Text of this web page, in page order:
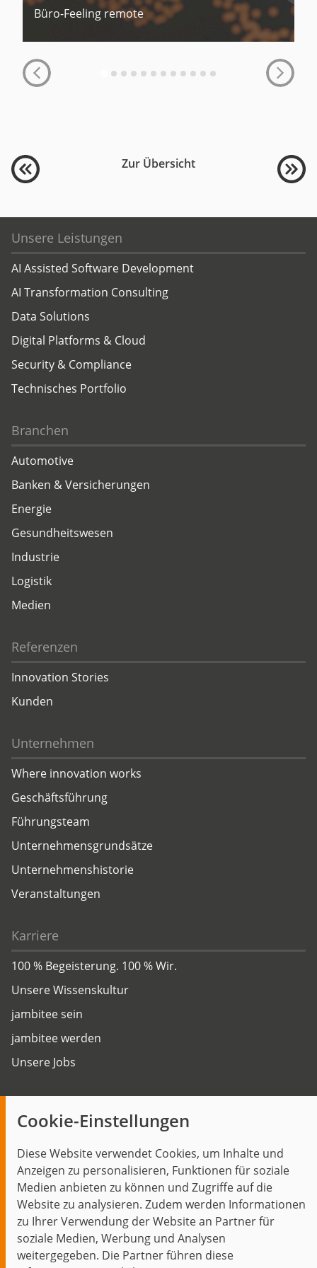
Büro-Feeling remote
Zur Übersicht
Cookie-Einstellungen
Diese Website verwendet Cookies, um Inhalte und
Anzeigen zu personalisieren, Funktionen für soziale
Medien anbieten zu können und Zugriffe auf die
Website zu analysieren. Zudem werden Informationen
zu Ihrer Verwendung der Website an Partner für
soziale Medien, Werbung und Analysen
weitergegeben. Die Partner führen diese
Unsere Leistungen
AI Assisted Software Development
AI Transformation Consulting
Data Solutions
Digital Platforms & Cloud
Security & Compliance
Technisches Portfolio
Branchen
Automotive
Banken & Versicherungen
Energie
Gesundheitswesen
Industrie
Logistik
Medien
Referenzen
Innovation Stories
Kunden
Unternehmen
Where innovation works
Geschäftsführung
Führungsteam
Unternehmensgrundsätze
Unternehmenshistorie
Veranstaltungen
Karriere
100 % Begeisterung. 100 % Wir.
Unsere Wissenskultur
jambitee sein
jambitee werden
Unsere Jobs
Themen im Fokus
Events